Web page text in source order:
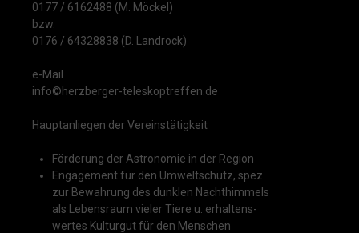
0177 / 6162488 (M. Möckel)
bzw.
0176 / 64328838 (D. Landrock)
e-Mail
info©herzberger-teleskoptreffen.de
Hauptanliegen der Vereinstätigkeit
Förderung der Astronomie in der Region
Engagement für den Umweltschutz, spez.
zur Bewahrung des dunklen Nachthimmels
als Lebensraum vieler Tiere u. erhaltens-
wertes Kulturgut für den Menschen